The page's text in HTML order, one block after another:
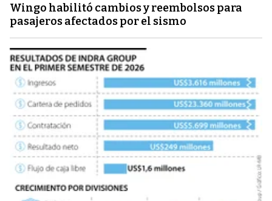
Wingo habilitó cambios y reembolsos para
pasajeros afectados por el sismo